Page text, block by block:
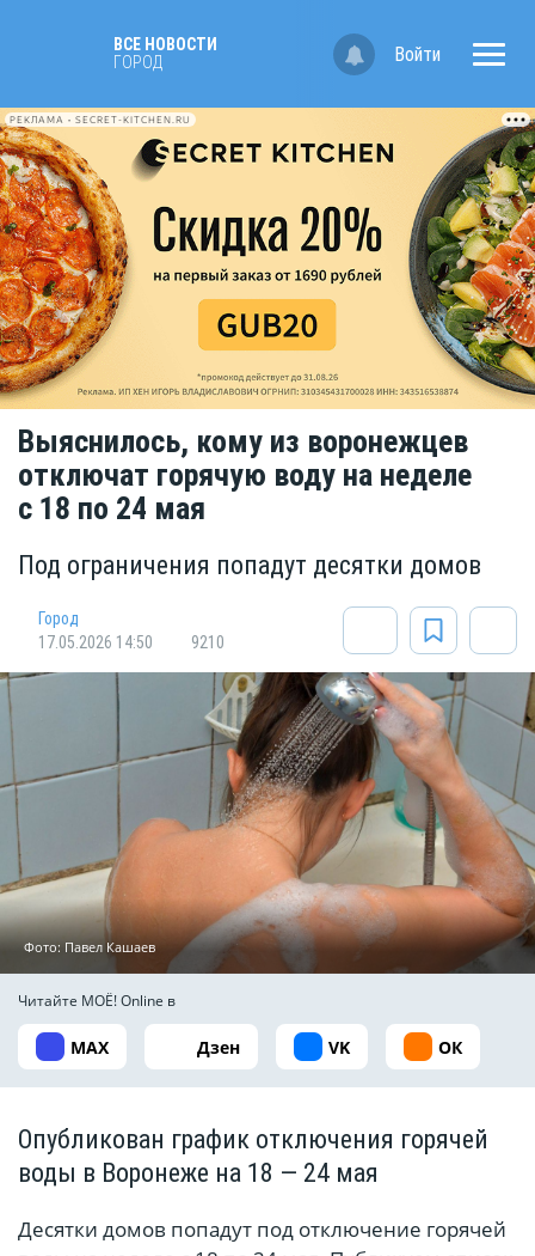
ВСЕ НОВОСТИ
ГОРОД
Войти
РЕКЛАМА • SECRET-KITCHEN.RU
Выяснилось, кому из воронежцев
отключат горячую воду на неделе
с 18 по 24 мая
Под ограничения попадут десятки домов
Город
17.05.2026 14:50
9210
Фото: Павел Кашаев
Читайте МОЁ! Online в
MAX Дзен VK ОК
Опубликован график отключения горячей
воды в Воронеже на 18 — 24 мая
Десятки домов попадут под отключение горячей